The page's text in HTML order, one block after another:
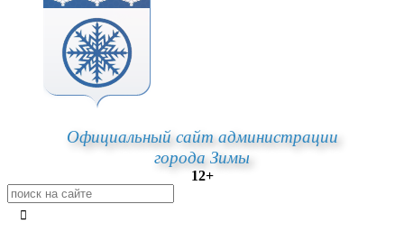
Официальный сайт администрации
города Зимы
12+